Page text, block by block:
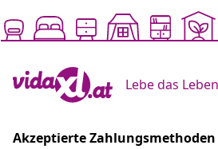
Lebe das
Akzeptierte Zahlungsmethoden